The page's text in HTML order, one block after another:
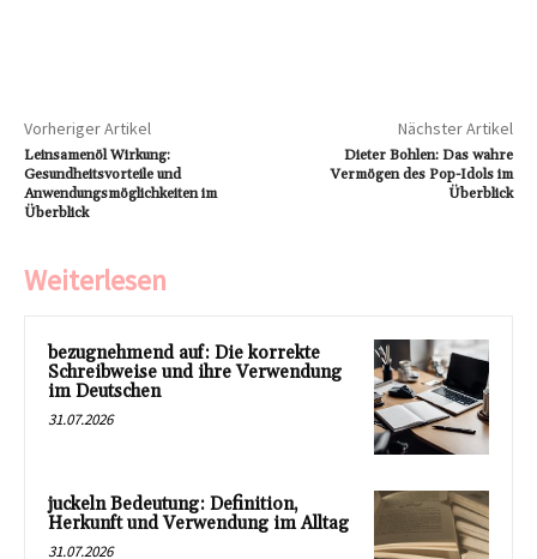
Vorheriger Artikel
Leinsamenöl Wirkung:
Gesundheitsvorteile und
Anwendungsmöglichkeiten im
Überblick
Nächster Artikel
Dieter Bohlen: Das wahre
Vermögen des Pop-Idols im
Überblick
Weiterlesen
bezugnehmend auf: Die korrekte
Schreibweise und ihre Verwendung
im Deutschen
31.07.2026
juckeln Bedeutung: Definition,
Herkunft und Verwendung im Alltag
31.07.2026